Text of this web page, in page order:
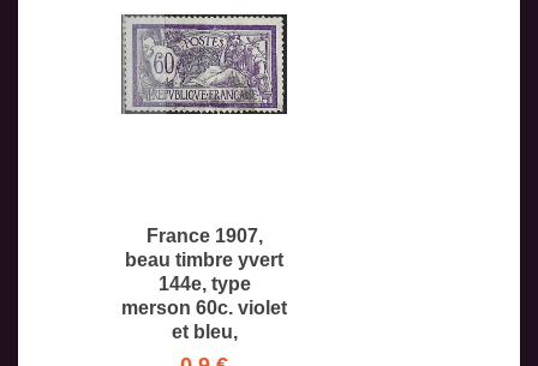
France 1907,
beau timbre yvert
144e, type
merson 60c. violet
et bleu,